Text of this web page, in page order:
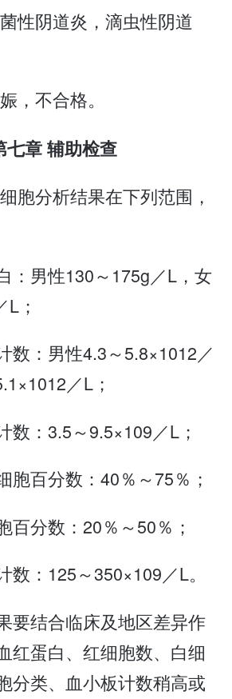
性阴道炎，滴虫性阴道
，不合格。
七章 辅助检查
胞分析结果在下列范围，
：男性130～175g／L，女
；
数：男性4.3～5.8×1012／
／L；
数：3.5～9.5×109／L；
胞百分数：40％～75％；
百分数：20％～50％；
数：125～350×109／L。
要结合临床及地区差异作
红蛋白、红细胞数、白细
分类、血小板计数稍高或